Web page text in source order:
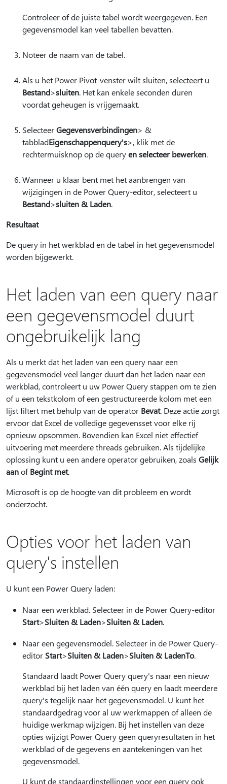
Controleer of de juiste tabel wordt weergegeven. Een
gegevensmodel kan veel tabellen bevatten.
Noteer de naam van de tabel.
Als u het Power Pivot-venster wilt sluiten, selecteert u
Bestand>sluiten. Het kan enkele seconden duren
voordat geheugen is vrijgemaakt.
SelecteerGegevensverbindingen> &
tabbladEigenschappenquery's>, klik met de
rechtermuisknop op de queryen selecteer bewerken.
Wanneer u klaar bent met het aanbrengen van
wijzigingen in de Power Query-editor, selecteert u
Bestand>sluiten & Laden.
Resultaat
De query in het werkblad en de tabel in het gegevensmodel
worden bijgewerkt.
Het laden van een query naar
een gegevensmodel duurt
ongebruikelijk lang
Als u merkt dat het laden van een query naar een
gegevensmodel veel langer duurt dan het laden naar een
werkblad, controleert u uw Power Query stappen om te zien
of u een tekstkolom of een gestructureerde kolom met een
lijst filtert met behulp van de operator Bevat. Deze actie zorgt
ervoor dat Excel de volledige gegevensset voor elke rij
opnieuw opsommen. Bovendien kan Excel niet effectief
uitvoering met meerdere threads gebruiken. Als tijdelijke
oplossing kunt u een andere operator gebruiken, zoals Gelijk
aanofBegint met.
Microsoft is op de hoogte van dit probleem en wordt
onderzocht.
Opties voor het laden van
query's instellen
U kunt een Power Query laden:
Naar een werkblad. Selecteer in de Power Query-editor
Start>Sluiten & Laden>Sluiten & Laden.
Naar een gegevensmodel. Selecteer in de Power Query-
editor Start>Sluiten & Laden>Sluiten & LadenTo.
Standaard laadt Power Query query's naar een nieuw
werkblad bij het laden van één query en laadt meerdere
query's tegelijk naar het gegevensmodel. U kunt het
standaardgedrag voor al uw werkmappen of alleen de
huidige werkmap wijzigen. Bij het instellen van deze
opties wijzigt Power Query geen queryresultaten in het
werkblad of de gegevens en aantekeningen van het
gegevensmodel.
U kunt de standaardinstellingen voor een query ook